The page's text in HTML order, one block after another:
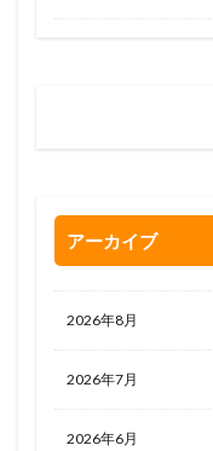
アーカイブ
2026年8月
2026年7月
2026年6月